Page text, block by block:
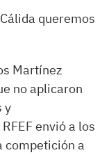
queremos
Martínez
no aplicaron
y
envió a los
competición a